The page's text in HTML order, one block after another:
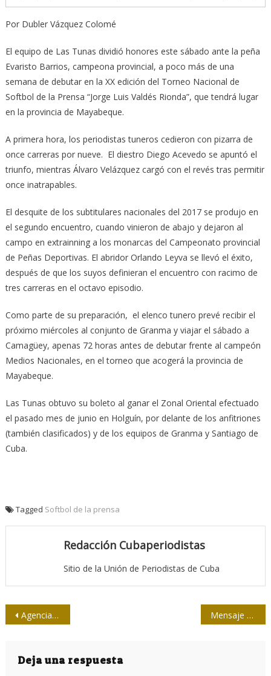
Por Dubler Vázquez Colomé
El equipo de Las Tunas dividió honores este sábado ante la peña
Evaristo Barrios, campeona provincial, a poco más de una
semana de debutar en la XX edición del Torneo Nacional de
Softbol de la Prensa “Jorge Luis Valdés Rionda”, que tendrá lugar
en la provincia de Mayabeque.
A primera hora, los periodistas tuneros cedieron con pizarra de
once carreras por nueve. El diestro Diego Acevedo se apuntó el
triunfo, mientras Álvaro Velázquez cargó con el revés tras permitir
once inatrapables.
El desquite de los subtitulares nacionales del 2017 se produjo en
el segundo encuentro, cuando vinieron de abajo y dejaron al
campo en extrainning a los monarcas del Campeonato provincial
de Peñas Deportivas. El abridor Orlando Leyva se llevó el éxito,
después de que los suyos definieran el encuentro con racimo de
tres carreras en el octavo episodio.
Como parte de su preparación, el elenco tunero prevé recibir el
próximo miércoles al conjunto de Granma y viajar el sábado a
Camagüey, apenas 72 horas antes de debutar frente al campeón
Medios Nacionales, en el torneo que acogerá la provincia de
Mayabeque.
Las Tunas obtuvo su boleto al ganar el Zonal Oriental efectuado
el pasado mes de junio en Holguín, por delante de los anfitriones
(también clasificados) y de los equipos de Granma y Santiago de
Cuba.
Tagged Softbol de la prensa
Redacción Cubaperiodistas
Sitio de la Unión de Periodistas de Cuba
Navegación
entradas
Agencia Télam vuelve a transmitir, trabajadores aún siguen en paro Mensaje de la Upec al pueblo Vietnamita
Deja una respuesta